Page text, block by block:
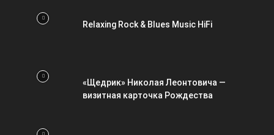
Relaxing Rock & Blues Music HiFi
«Щедрик» Николая Леонтовича —
визитная карточка Рождества